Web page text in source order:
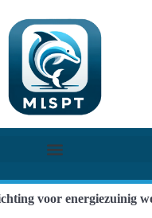
voor energiezuinig